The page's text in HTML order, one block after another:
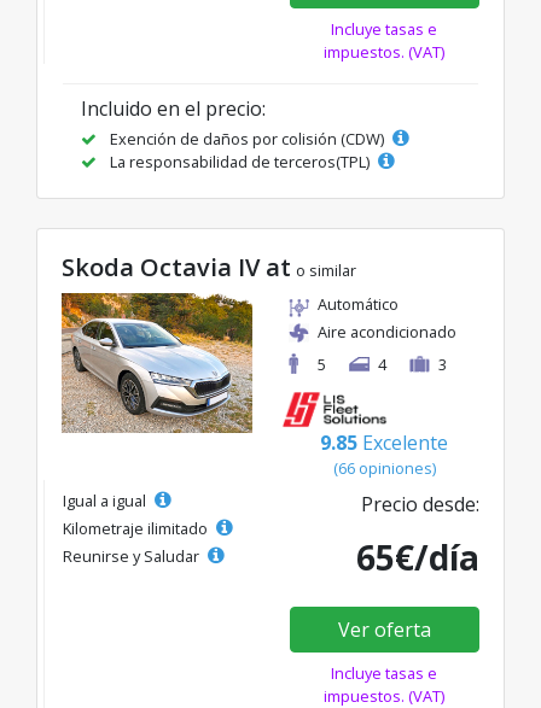
Incluye tasas e
impuestos. (VAT)
Incluido en el precio:
Exención de daños por colisión (CDW)
La responsabilidad de terceros(TPL)
Skoda Octavia IV at o similar
Automático
Aire acondicionado
5
4 3
9.85 Excelente
(66 opiniones)
Igual a igual
Kilometraje ilimitado
Reunirse y Saludar
Precio desde:
65€/día
Ver oferta
Incluye tasas e
impuestos. (VAT)